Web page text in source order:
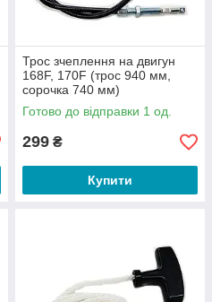
Трос зчеплення на двигун
168F, 170F (трос 940 мм,
сорочка 740 мм)
Готово до відправки 1 од.
299 ₴
Купити